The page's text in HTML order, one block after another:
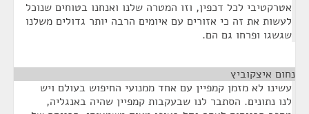
אטרקטיבי לכל דכפין, וזו המטרה שלנו ואנחנו בטוחים שנוכל
לעשות את זה כי אזורים עם איומים הרבה יותר גדולים משלנו
שגשגו ופרחו גם הם.
נחום איצקוביץ
עשינו לא מזמן קמפיין עם אחד ממנועי החיפוש בעולם ויש
לנו נתונים. הסתבר לנו שבעקבות קמפיין שהיה באנגליה,